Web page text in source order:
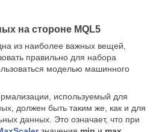
на стороне MQL5
из наиболее важных вещей,
правильно для набора
моделью машинного
используемый для
должен быть таким же, как и для
данных. Это означает, что при